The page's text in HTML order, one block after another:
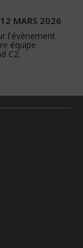
MARS 2026
l'évènement
équipe
C2.